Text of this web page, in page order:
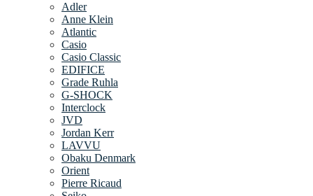
Adler
Anne Klein
Atlantic
Casio
Casio Classic
EDIFICE
Grade Ruhla
G-SHOCK
Interclock
JVD
Jordan Kerr
LAVVU
Obaku Denmark
Orient
Pierre Ricaud